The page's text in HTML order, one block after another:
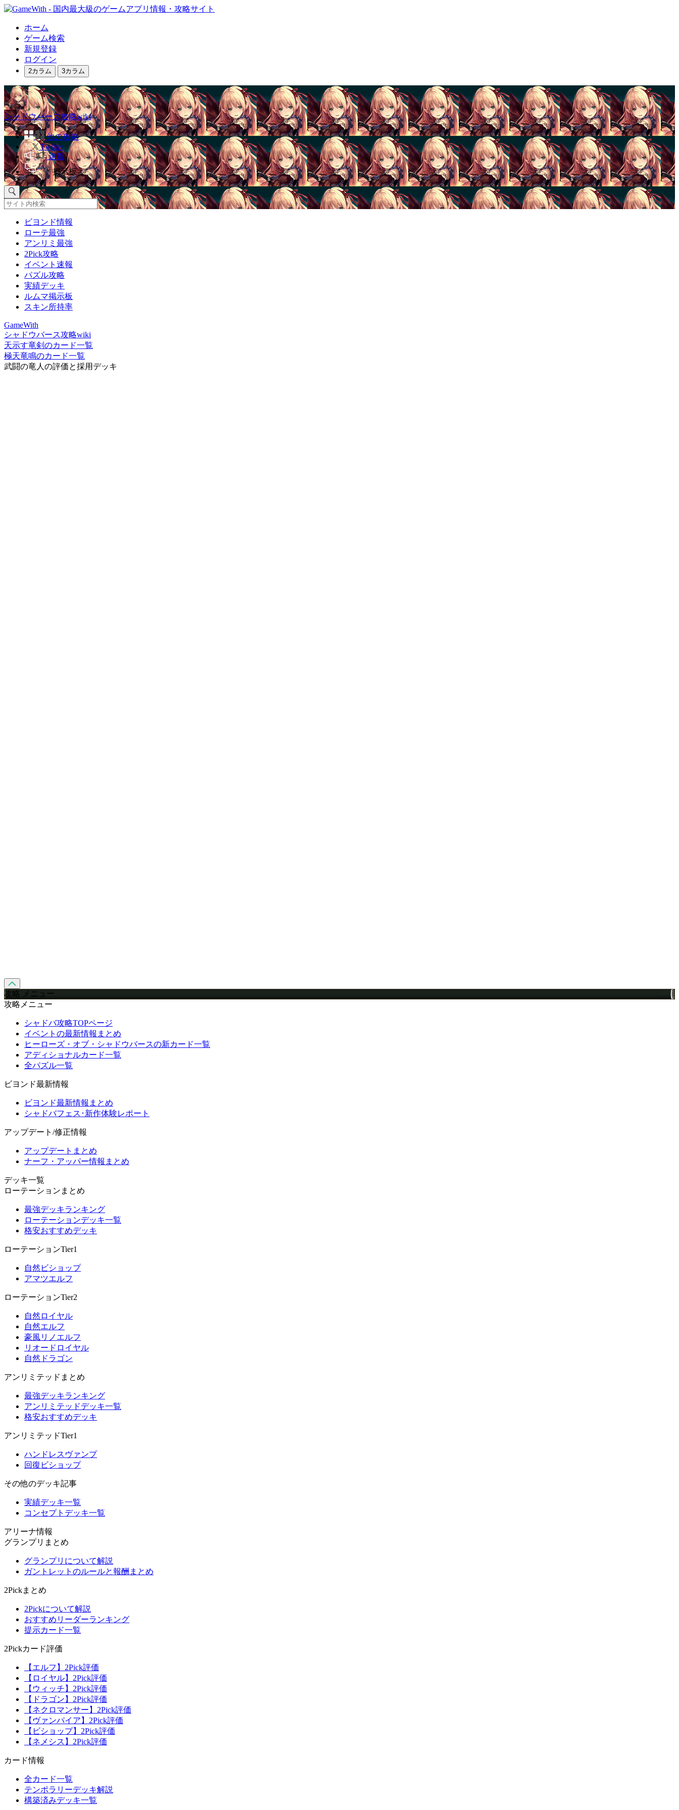
ホーム
ゲーム検索
新規登録
ログイン
2カラム 3カラム
シャドウバース攻略wiki
他の攻略
Twitter
速報
掲示板
ビヨンド情報
ローテ最強
アンリミ最強
2Pick攻略
イベント速報
パズル攻略
実績デッキ
ルムマ掲示板
スキン所持率
GameWith
シャドウバース攻略wiki
天示す竜剣のカード一覧
極天竜鳴のカード一覧
武闘の竜人の評価と採用デッキ
攻略 メニュー
攻略メニュー
シャドバ攻略TOPページ
イベントの最新情報まとめ
ヒーローズ・オブ・シャドウバースの新カード一覧
アディショナルカード一覧
全パズル一覧
ビヨンド最新情報
ビヨンド最新情報まとめ
シャドバフェス･新作体験レポート
アップデート/修正情報
アップデートまとめ
ナーフ・アッパー情報まとめ
デッキ一覧
ローテーションまとめ
最強デッキランキング
ローテーションデッキ一覧
格安おすすめデッキ
ローテーションTier1
自然ビショップ
アマツエルフ
ローテーションTier2
自然ロイヤル
自然エルフ
豪風リノエルフ
リオードロイヤル
自然ドラゴン
アンリミテッドまとめ
最強デッキランキング
アンリミテッドデッキ一覧
格安おすすめデッキ
アンリミテッドTier1
ハンドレスヴァンプ
回復ビショップ
その他のデッキ記事
実績デッキ一覧
コンセプトデッキ一覧
アリーナ情報
グランプリまとめ
グランプリについて解説
ガントレットのルールと報酬まとめ
2Pickまとめ
2Pickについて解説
おすすめリーダーランキング
提示カード一覧
2Pickカード評価
【エルフ】2Pick評価
【ロイヤル】2Pick評価
【ウィッチ】2Pick評価
【ドラゴン】2Pick評価
【ネクロマンサー】2Pick評価
【ヴァンパイア】2Pick評価
【ビショップ】2Pick評価
【ネメシス】2Pick評価
カード情報
全カード一覧
テンポラリーデッキ解説
構築済みデッキ一覧